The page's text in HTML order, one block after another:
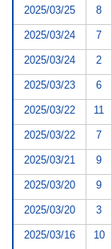
2025/03/25 8
2025/03/24 7
2025/03/24 2
2025/03/23 6
2025/03/22 11
2025/03/22 7
2025/03/21 9
2025/03/20 9
2025/03/20 3
2025/03/16 10